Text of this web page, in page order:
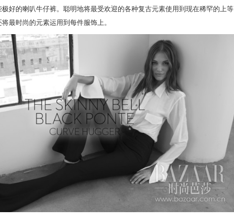
好的喇叭牛仔裤。聪明地将最受欢迎的各种复古元素使用到现在稀罕的上等
最时尚的元素运用到每件服饰上。